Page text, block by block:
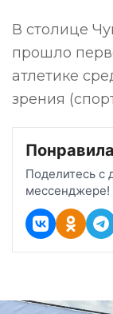
В столице
прошло
атлетике
зрения
Поделитесь с
мессенджере!